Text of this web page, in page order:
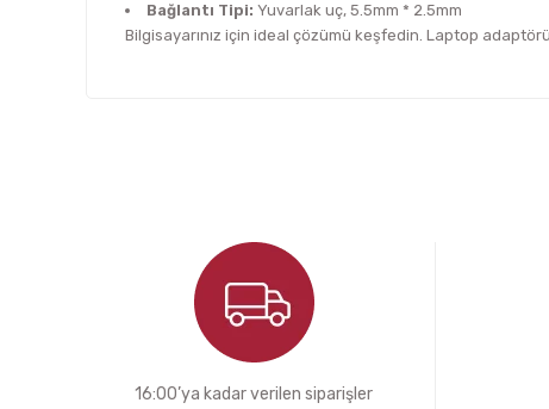
Bağlantı Tipi: Yuvarlak uç, 5.5mm * 2.5mm
Bilgisayarınız için ideal çözümü keşfedin. Laptop
Ürün fiyatı diğer sitelerden daha pahalı.
Bu ürüne benzer farklı alternatifler olmalı.
16:00’ya kadar verilen siparişler